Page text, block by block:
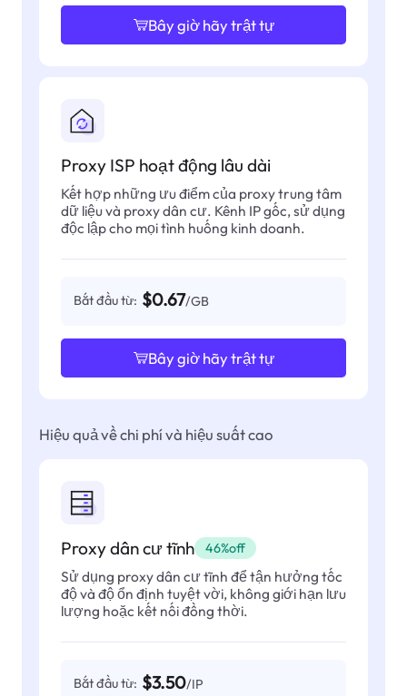
Bây giờ hãy trật tự
Proxy ISP hoạt động lâu dài
Kết hợp những ưu điểm của proxy trung tâm
dữ liệu và proxy dân cư. Kênh IP gốc, sử dụng
độc lập cho mọi tình huống kinh doanh.
Bắt đầu từ: $0.67/GB
Bây giờ hãy trật tự
Hiệu quả về chi phí và hiệu suất cao
Proxy dân cư tĩnh 46%off
Sử dụng proxy dân cư tĩnh để tận hưởng tốc
độ và độ ổn định tuyệt vời, không giới hạn lưu
lượng hoặc kết nối đồng thời.
Bắt đầu từ: $3.50/IP